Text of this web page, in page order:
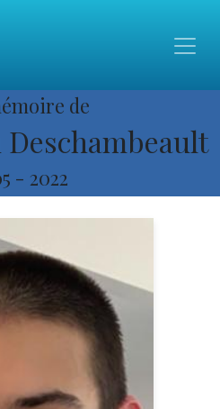
de
Deschambeault
- 2022